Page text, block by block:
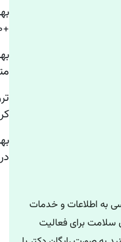
+۱۰ روانشناس استرس تهران
به اطلاعات و خدمات
برای فعالیت